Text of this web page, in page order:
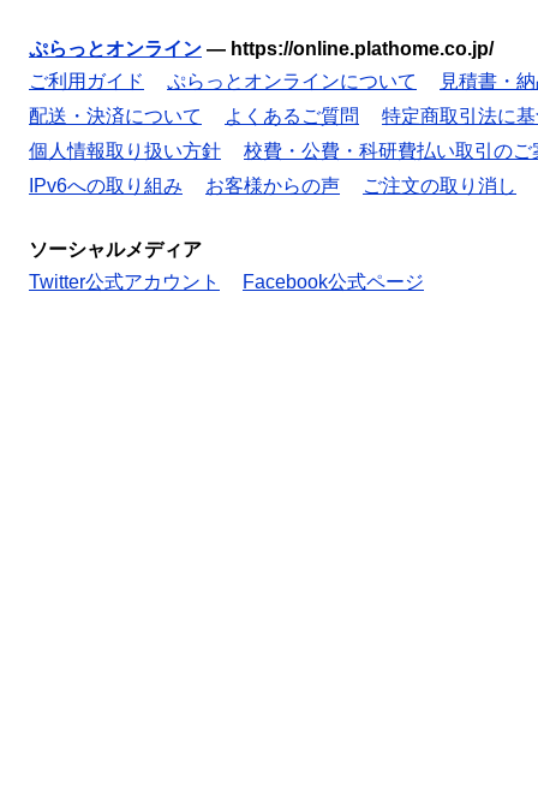
ぷらっとオンライン — https://online.plathome.co.jp/
ご利用ガイド
ぷらっとオンラインについて
見積書・
配送・決済について
よくあるご質問
特定商取引法に
個人情報取り扱い方針
校費・公費・科研費払い取引のご
IPv6への取り組み
お客様からの声 ご注文の取り消し
ソーシャルメディア
Twitter公式アカウント
Facebook公式ページ